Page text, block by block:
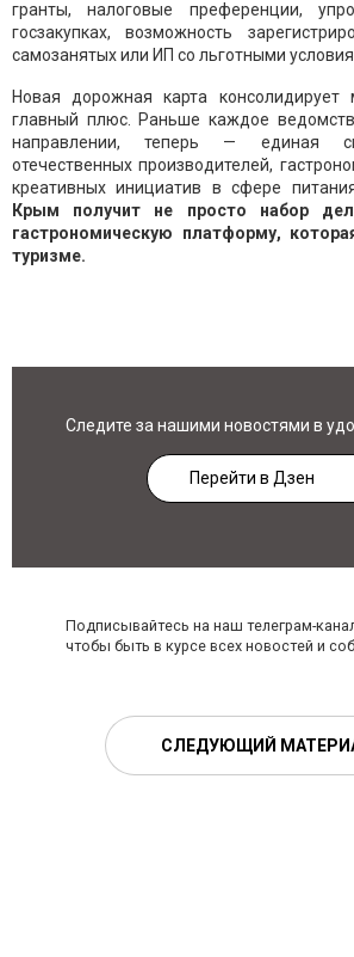
гранты, налоговые преференции,
госзакупках, возможность
самозанятых или ИП со льготными
Новая дорожная карта консолидирует
главный плюс. Раньше каждое
направлении, теперь — единая
отечественных производителей,
креативных инициатив в сфере
Крым получит не просто набор
гастрономическую платформу,
туризме.
Следите за нашими новостями в
Перейти в Дзен
Подписывайтесь на наш телеграм-
чтобы быть в курсе всех новостей и
СЛЕДУЮЩИЙ